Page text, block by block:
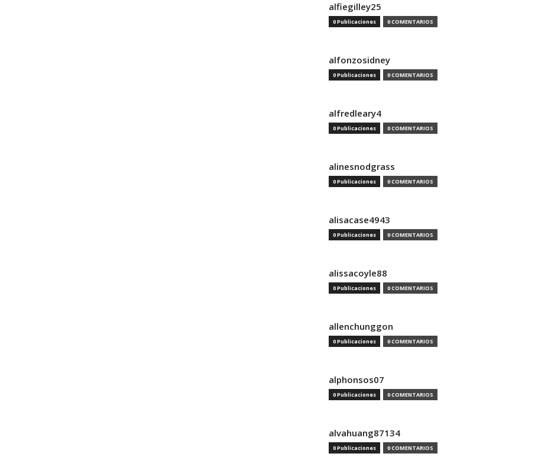
alfiegilley25
0 Publicaciones 0 COMENTARIOS
alfonzosidney
0 Publicaciones 0 COMENTARIOS
alfredleary4
0 Publicaciones 0 COMENTARIOS
alinesnodgrass
0 Publicaciones 0 COMENTARIOS
alisacase4943
0 Publicaciones 0 COMENTARIOS
alissacoyle88
0 Publicaciones 0 COMENTARIOS
allenchunggon
0 Publicaciones 0 COMENTARIOS
alphonsos07
0 Publicaciones 0 COMENTARIOS
alvahuang87134
0 Publicaciones 0 COMENTARIOS